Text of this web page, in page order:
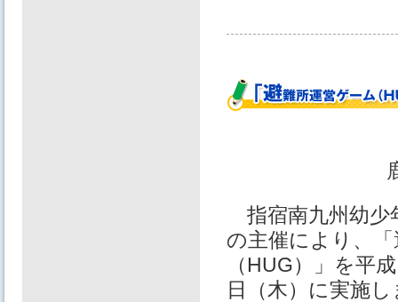
指宿南九州幼少
の主催により、
（HUG）」を平
日（木）に実施